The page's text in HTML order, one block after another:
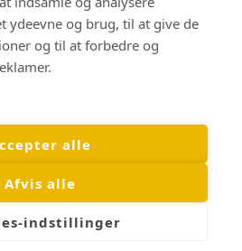
ydeevne og brug, til at give de
og til at forbedre og
alle
Afvis alle
indstillinger
få tilbud i din indbakke.